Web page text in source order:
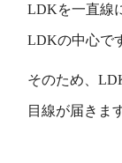
LDKを一直線
LDKの中心で
そのため、
目線が届きま